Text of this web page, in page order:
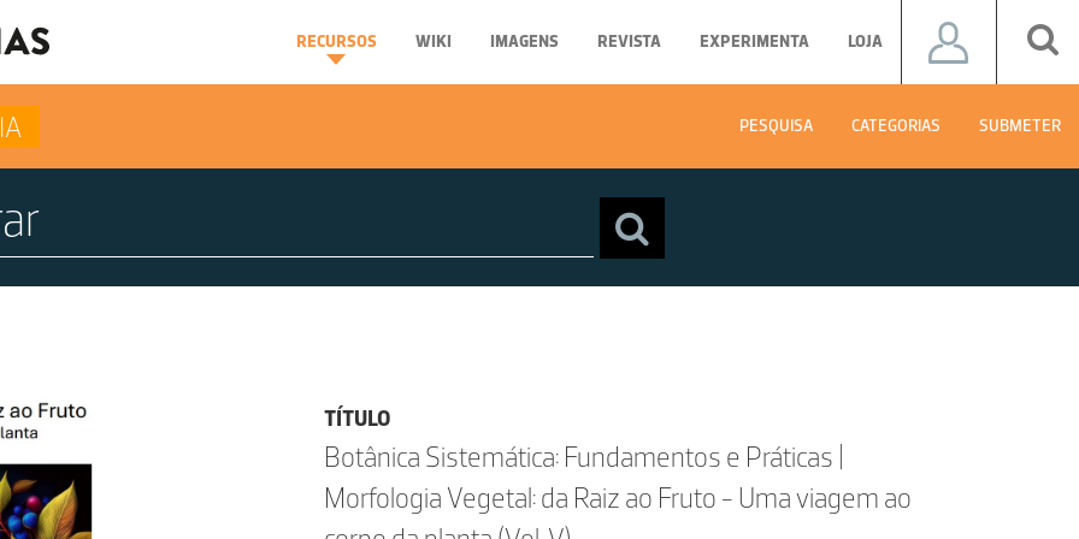
RECURSOS WIKI IMAGENS REVISTA EXPERIMENTA LOJA
PESQUISA CATEGORIAS SUBMETER
TÍTULO
Botânica Sistemática: Fundamentos e Práticas |
Morfologia Vegetal: da Raiz ao Fruto - Uma viagem ao